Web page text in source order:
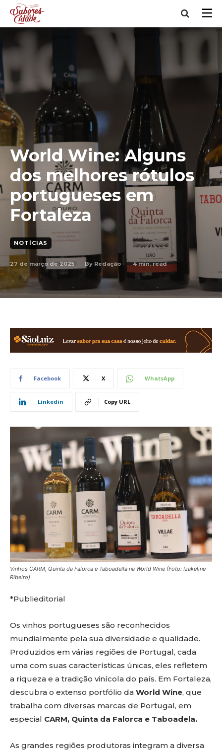
World Wine: Alguns
dos melhores rótulos
portugueses em
Fortaleza
NOTÍCIAS
27 de março de 2025 By Redação 4min. read
Facebook X WhatsApp
Linkedin Copy URL
Vinhos CARM, Quinta da Falorca e Taboadella na World Wine (Foto: Izakeline
Ribeiro)
*Publieditorial
Os vinhos portugueses são reconhecidos
mundialmente pela sua diversidade e qualidade.
Produzidos em várias regiões de Portugal, cada
uma com suas características únicas, eles refletem
a riqueza e a tradição vinícola do país. Em Fortaleza,
descubra o extenso portfólio da World Wine, que
trabalha com diversas marcas de Portugal, em
especial CARM, Quinta da Falorca e Taboadela.
As grandes regiões produtoras integram a diversa